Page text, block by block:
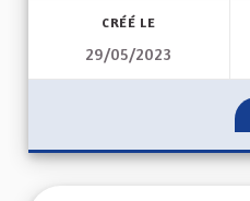
CRÉÉ LE
29/05/2023